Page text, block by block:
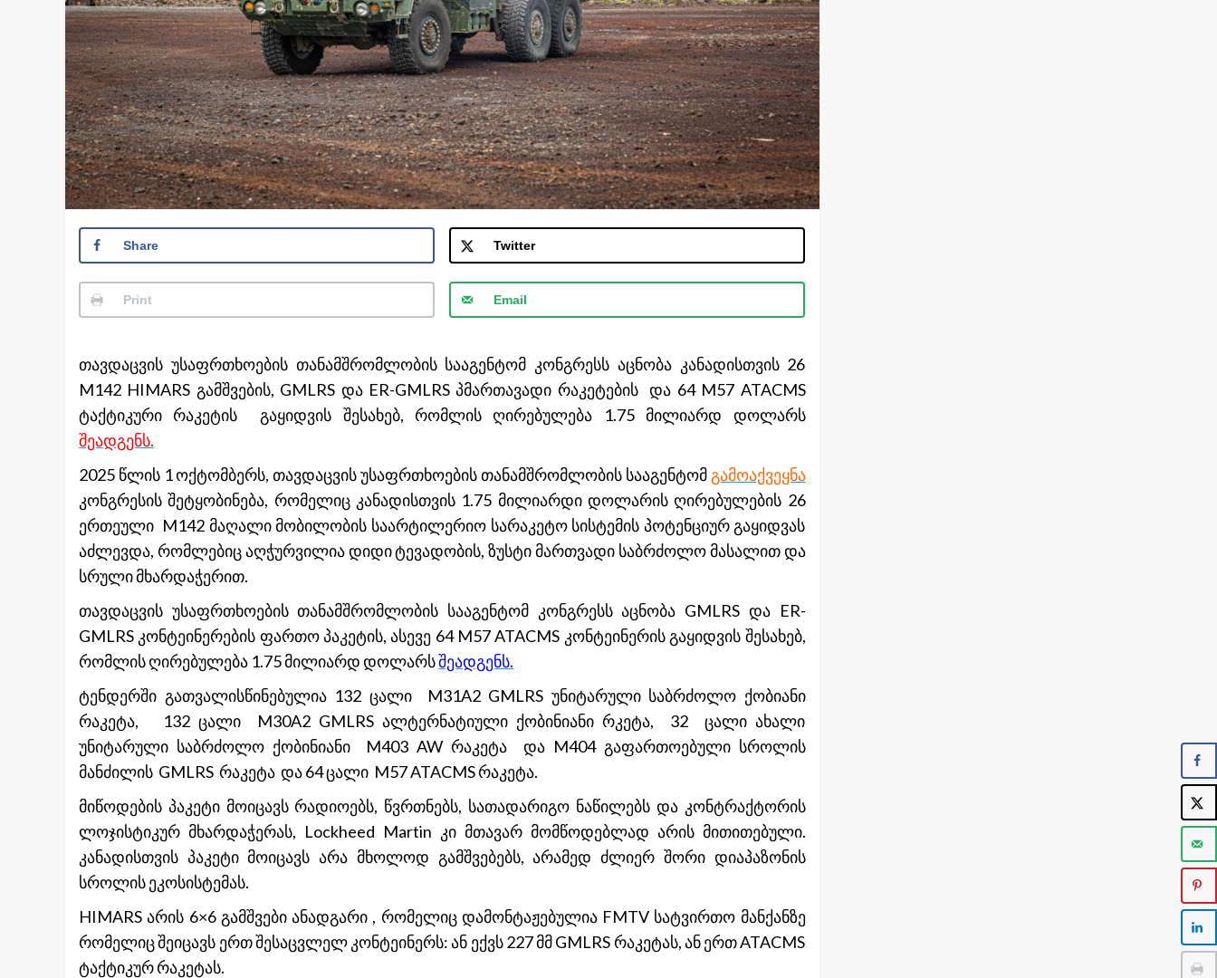
Share Twitter
Print Email
თავდაცვის უსაფრთხოების თანამშრომლობის სააგენტომ კონგრესს აცნობა კანადისთვის 26
M142 HIMARS გამშვების, GMLRS და ER-GMLRS პმართავადი რაკეტების და 64 M57 ATACMS
ტაქტიკური რაკეტის გაყიდვის შესახებ, რომლის ღირებულება 1.75 მილიარდ დოლარს
შეადგენს.
2025 წლის 1 ოქტომბერს, თავდაცვის უსაფრთხოების თანამშრომლობის სააგენტომ გამოაქვეყნა
კონგრესის შეტყობინება, რომელიც კანადისთვის 1.75 მილიარდი დოლარის ღირებულების 26
ერთეული M142 მაღალი მობილობის საარტილერიო სარაკეტო სისტემის პოტენციურ გაყიდვას
აძლევდა, რომლებიც აღჭურვილია დიდი ტევადობის, ზუსტი მართვადი საბრძოლო მასალით და
სრული მხარდაჭერით.
თავდაცვის უსაფრთხოების თანამშრომლობის სააგენტომ კონგრესს აცნობა GMLRS და ER-
GMLRS კონტეინერების ფართო პაკეტის, ასევე 64 M57 ATACMS კონტეინერის გაყიდვის შესახებ,
რომლის ღირებულება 1.75 მილიარდ დოლარსშეადგენს.
ტენდერში გათვალისწინებულია 132 ცალი M31A2 GMLRS უნიტარული საბრძოლო ქობიანი
რაკეტა, 132 ცალი M30A2 GMLRS ალტერნატიული ქობინიანი რკეტა, 32 ცალი ახალი
უნიტარული საბრძოლო ქობინიანი M403 AW რაკეტა და M404 გაფართოებული სროლის
მანძილის GMLRS რაკეტა და 64 ცალი M57 ATACMS რაკეტა.
მიწოდების პაკეტი მოიცავს რადიოებს, წვრთნებს, სათადარიგო ნაწილებს და კონტრაქტორის
ლოჯისტიკურ მხარდაჭერას, Lockheed Martin კი მთავარ მომწოდებლად არის მითითებული.
კანადისთვის პაკეტი მოიცავს არა მხოლოდ გამშვებებს, არამედ ძლიერ შორი დიაპაზონის
სროლის ეკოსისტემას.
HIMARS არის 6×6 გამშვები ანადგარი , რომელიც დამონტაჟებულია FMTV სატვირთო მანქანზე
რომელიც შეიცავს ერთ შესაცვლელ კონტეინერს: ან ექვს 227 მმ GMLRS რაკეტას, ან ერთ ATACMS
ტაქტიკურ რაკეტას.